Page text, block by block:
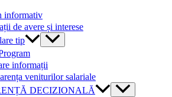
informativ
de avere și interese
tip
informații
veniturilor salariale
DECIZIONALĂ